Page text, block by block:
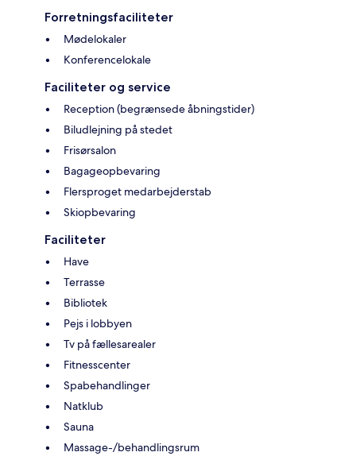
Forretningsfaciliteter
Mødelokaler
Konferencelokale
Faciliteter og service
Reception (begrænsede åbningstider)
Biludlejning på stedet
Frisørsalon
Bagageopbevaring
Flersproget medarbejderstab
Skiopbevaring
Faciliteter
Have
Terrasse
Bibliotek
Pejs i lobbyen
Tv på fællesarealer
Fitnesscenter
Spabehandlinger
Natklub
Sauna
Massage-/behandlingsrum